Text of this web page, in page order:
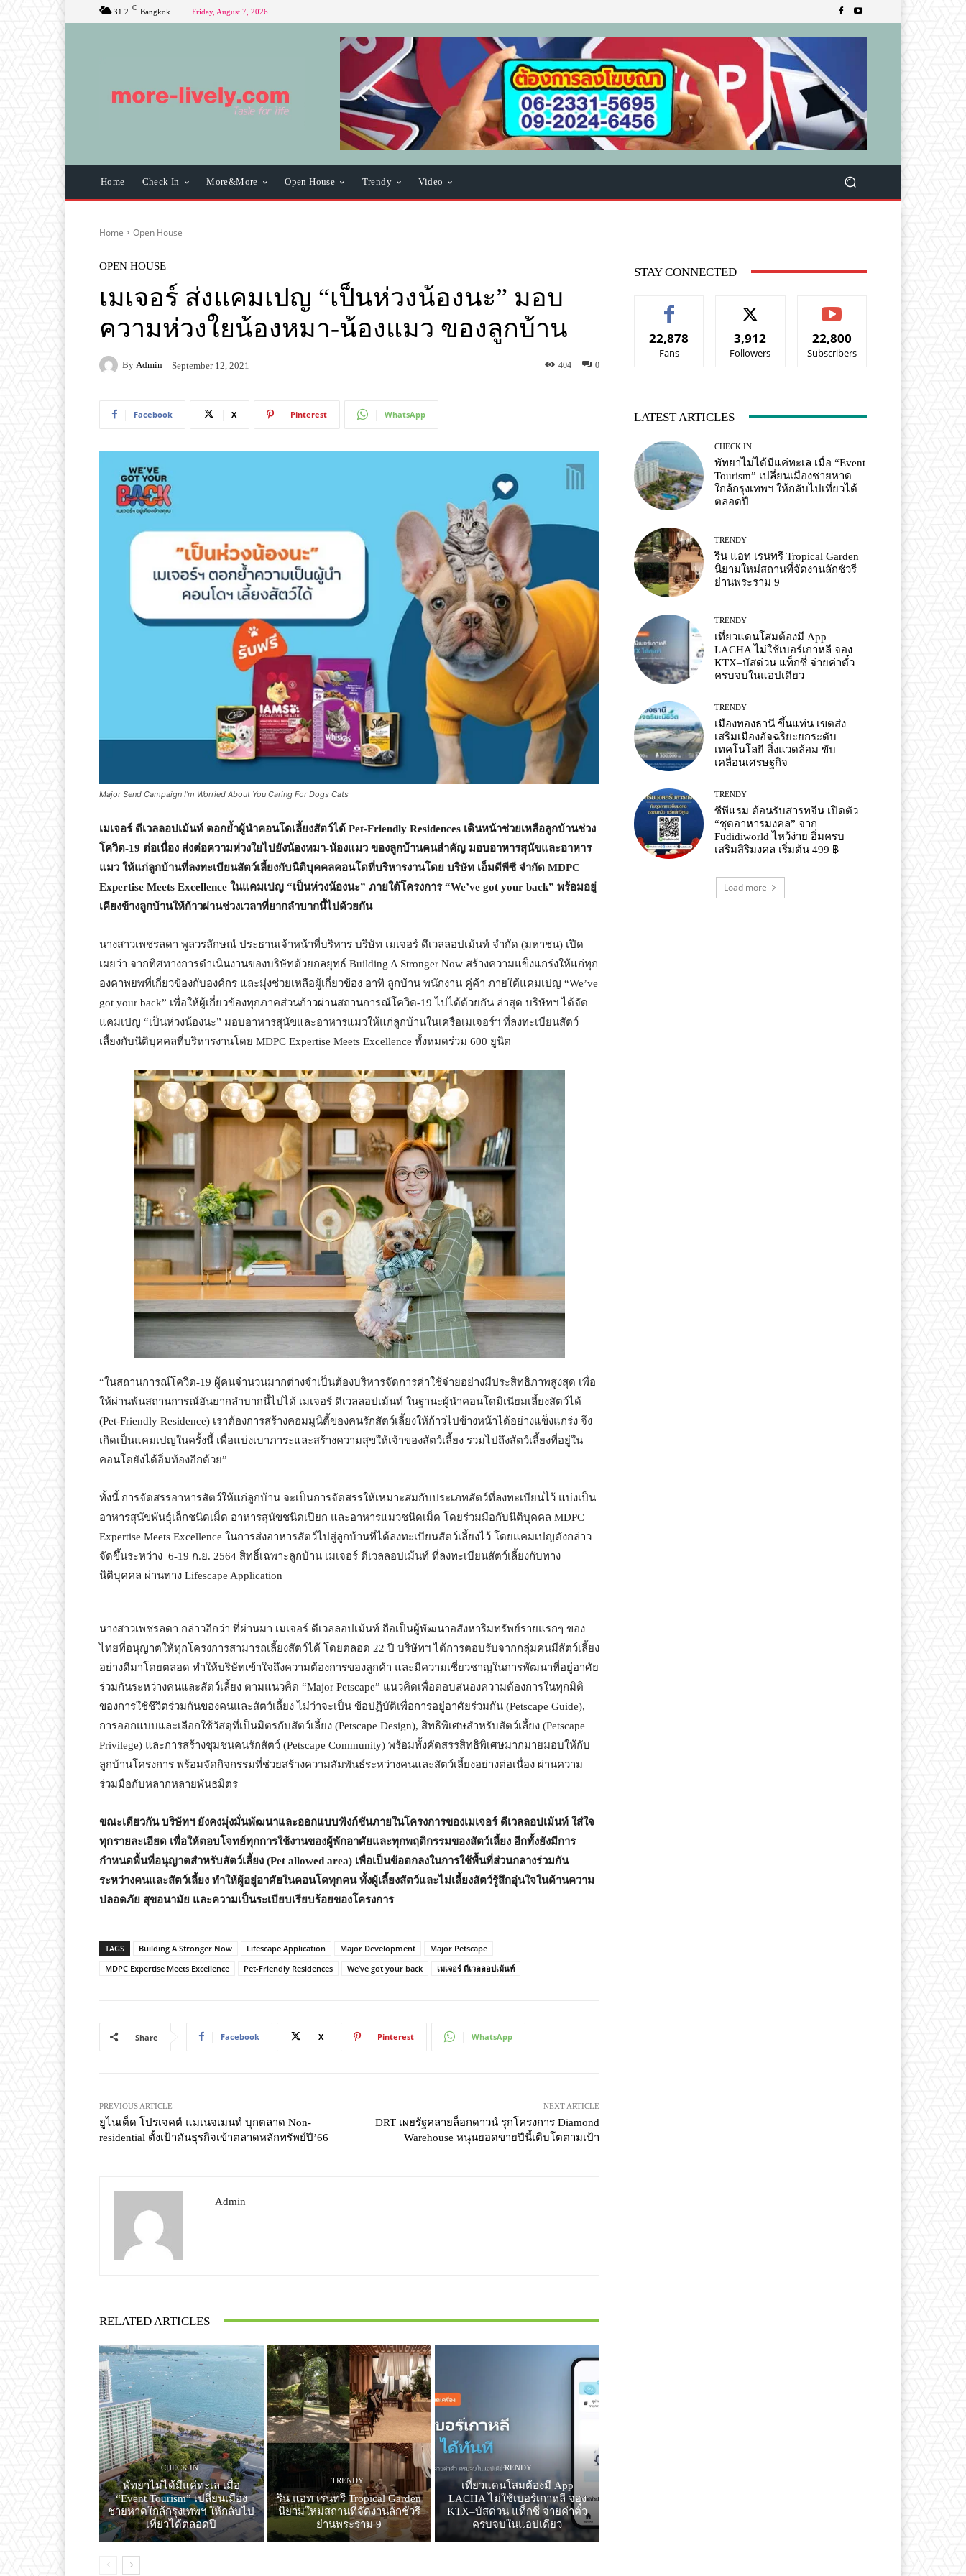
31.2 C Bangkok Friday, August 7, 2026
Home Check In More&More Open House Trendy Video
Home Open House
OPEN HOUSE
เมเจอร์ ส่งแคมเปญ “เป็นห่วงน้องนะ” มอบ
ความห่วงใยน้องหมา-น้องแมว ของลูกบ้าน
By Admin September 12, 2021 0
404
Facebook X Pinterest WhatsApp
Major Send Campaign I'm Worried About You Caring For Dogs Cats
เมเจอร์ ดีเวลลอปเม้นท์ ตอกย้ำผู้นำคอนโดเลี้ยงสัตว์ได้ Pet-Friendly Residences เดินหน้าช่วยเหลือลูกบ้านช่วง
โควิด-19 ต่อเนื่อง ส่งต่อความห่วงใยไปยังน้องหมา-น้องแมว ของลูกบ้านคนสำคัญ มอบอาหารสุนัขและอาหาร
แมว ให้แก่ลูกบ้านที่ลงทะเบียนสัตว์เลี้ยงกับนิติบุคคลคอนโดที่บริหารงานโดย บริษัท เอ็มดีพีซี จำกัด MDPC
Expertise Meets Excellence ในแคมเปญ “เป็นห่วงน้องนะ” ภายใต้โครงการ “We’ve got your back” พร้อมอยู่
เคียงข้างลูกบ้านให้ก้าวผ่านช่วงเวลาที่ยากลำบากนี้ไปด้วยกัน
นางสาวเพชรลดา พูลวรลักษณ์ ประธานเจ้าหน้าที่บริหาร บริษัท เมเจอร์ ดีเวลลอปเม้นท์ จำกัด (มหาชน) เปิด
เผยว่า จากทิศทางการดำเนินงานของบริษัทด้วยกลยุทธ์ Building A Stronger Now สร้างความแข็งแกร่งให้แก่ทุก
องคาพยพที่เกี่ยวข้องกับองค์กร และมุ่งช่วยเหลือผู้เกี่ยวข้อง อาทิ ลูกบ้าน พนักงาน คู่ค้า ภายใต้แคมเปญ “We’ve
got your back” เพื่อให้ผู้เกี่ยวข้องทุกภาคส่วนก้าวผ่านสถานการณ์โควิด-19 ไปได้ด้วยกัน ล่าสุด บริษัทฯ ได้จัด
แคมเปญ “เป็นห่วงน้องนะ” มอบอาหารสุนัขและอาหารแมวให้แก่ลูกบ้านในเครือเมเจอร์ฯ ที่ลงทะเบียนสัตว์
เลี้ยงกับนิติบุคคลที่บริหารงานโดย MDPC Expertise Meets Excellence ทั้งหมดร่วม 600 ยูนิต
“ในสถานการณ์โควิด-19 ผู้คนจำนวนมากต่างจำเป็นต้องบริหารจัดการค่าใช้จ่ายอย่างมีประสิทธิภาพสูงสุด เพื่อ
ให้ผ่านพ้นสถานการณ์อันยากลำบากนี้ไปได้ เมเจอร์ ดีเวลลอปเม้นท์ ในฐานะผู้นำคอนโดมิเนียมเลี้ยงสัตว์ได้
(Pet-Friendly Residence) เราต้องการสร้างคอมมูนิตี้ของคนรักสัตว์เลี้ยงให้ก้าวไปข้างหน้าได้อย่างแข็งแกร่ง จึง
เกิดเป็นแคมเปญในครั้งนี้ เพื่อแบ่งเบาภาระและสร้างความสุขให้เจ้าของสัตว์เลี้ยง รวมไปถึงสัตว์เลี้ยงที่อยู่ใน
คอนโดยังได้อิ่มท้องอีกด้วย”
ทั้งนี้ การจัดสรรอาหารสัตว์ให้แก่ลูกบ้าน จะเป็นการจัดสรรให้เหมาะสมกับประเภทสัตว์ที่ลงทะเบียนไว้ แบ่งเป็น
อาหารสุนัขพันธุ์เล็กชนิดเม็ด อาหารสุนัขชนิดเปียก และอาหารแมวชนิดเม็ด โดยร่วมมือกับนิติบุคคล MDPC
Expertise Meets Excellence ในการส่งอาหารสัตว์ไปสู่ลูกบ้านที่ได้ลงทะเบียนสัตว์เลี้ยงไว้ โดยแคมเปญดังกล่าว
จัดขึ้นระหว่าง 6-19 ก.ย. 2564 สิทธิ์เฉพาะลูกบ้าน เมเจอร์ ดีเวลลอปเม้นท์ ที่ลงทะเบียนสัตว์เลี้ยงกับทาง
นิติบุคคล ผ่านทาง Lifescape Application
นางสาวเพชรลดา กล่าวอีกว่า ที่ผ่านมา เมเจอร์ ดีเวลลอปเม้นท์ ถือเป็นผู้พัฒนาอสังหาริมทรัพย์รายแรกๆ ของ
ไทยที่อนุญาตให้ทุกโครงการสามารถเลี้ยงสัตว์ได้ โดยตลอด 22 ปี บริษัทฯ ได้การตอบรับจากกลุ่มคนมีสัตว์เลี้ยง
อย่างดีมาโดยตลอด ทำให้บริษัทเข้าใจถึงความต้องการของลูกค้า และมีความเชี่ยวชาญในการพัฒนาที่อยู่อาศัย
ร่วมกันระหว่างคนและสัตว์เลี้ยง ตามแนวคิด “Major Petscape” แนวคิดเพื่อตอบสนองความต้องการในทุกมิติ
ของการใช้ชีวิตร่วมกันของคนและสัตว์เลี้ยง ไม่ว่าจะเป็น ข้อปฏิบัติเพื่อการอยู่อาศัยร่วมกัน (Petscape Guide),
การออกแบบและเลือกใช้วัสดุที่เป็นมิตรกับสัตว์เลี้ยง (Petscape Design), สิทธิพิเศษสำหรับสัตว์เลี้ยง (Petscape
Privilege) และการสร้างชุมชนคนรักสัตว์ (Petscape Community) พร้อมทั้งคัดสรรสิทธิพิเศษมากมายมอบให้กับ
ลูกบ้านโครงการ พร้อมจัดกิจกรรมที่ช่วยสร้างความสัมพันธ์ระหว่างคนและสัตว์เลี้ยงอย่างต่อเนื่อง ผ่านความ
ร่วมมือกับหลากหลายพันธมิตร
ขณะเดียวกัน บริษัทฯ ยังคงมุ่งมั่นพัฒนาและออกแบบฟังก์ชันภายในโครงการของเมเจอร์ ดีเวลลอปเม้นท์ ใส่ใจ
ทุกรายละเอียด เพื่อให้ตอบโจทย์ทุกการใช้งานของผู้พักอาศัยและทุกพฤติกรรมของสัตว์เลี้ยง อีกทั้งยังมีการ
กำหนดพื้นที่อนุญาตสำหรับสัตว์เลี้ยง (Pet allowed area) เพื่อเป็นข้อตกลงในการใช้พื้นที่ส่วนกลางร่วมกัน
ระหว่างคนและสัตว์เลี้ยง ทำให้ผู้อยู่อาศัยในคอนโดทุกคน ทั้งผู้เลี้ยงสัตว์และไม่เลี้ยงสัตว์รู้สึกอุ่นใจในด้านความ
ปลอดภัย สุขอนามัย และความเป็นระเบียบเรียบร้อยของโครงการ
TAGS Building A Stronger Now Lifescape Application Major Development
Major Petscape
MDPC Expertise Meets Excellence
Pet-Friendly Residences We’ve got your back เมเจอร์ ดีเวลลอปเม้นท์
Share Facebook X Pinterest WhatsApp
PREVIOUS ARTICLE
ยูไนเต็ด โปรเจคต์ แมเนจเมนท์ บุกตลาด Non-
residential ตั้งเป้าดันธุรกิจเข้าตลาดหลักทรัพย์ปี’66
NEXT ARTICLE
DRT เผยรัฐคลายล็อกดาวน์ รุกโครงการ Diamond
Warehouse หนุนยอดขายปีนี้เติบโตตามเป้า
Admin
RELATED ARTICLES
CHECK IN
พัทยาไม่ได้มีแค่ทะเล เมื่อ
“Event Tourism” เปลี่ยนเมือง
ชายหาดใกล้กรุงเทพฯ ให้กลับไป
เที่ยวได้ตลอดปี
TRENDY
ริน แอท เรนทรี Tropical Garden
นิยามใหม่สถานที่จัดงานลักชัวรี
ย่านพระราม 9
TRENDY
เที่ยวแดนโสมต้องมี App
LACHA ไม่ใช้เบอร์เกาหลี จอง
KTX–บัสด่วน แท็กซี่ จ่ายค่าตั๋ว
ครบจบในแอปเดียว
STAY CONNECTED
22,878
Fans
3,912
Followers
22,800
Subscribers
LATEST ARTICLES
CHECK IN
พัทยาไม่ได้มีแค่ทะเล เมื่อ “Event
Tourism” เปลี่ยนเมืองชายหาด
ใกล้กรุงเทพฯ ให้กลับไปเที่ยวได้
ตลอดปี
TRENDY
ริน แอท เรนทรี Tropical Garden
นิยามใหม่สถานที่จัดงานลักชัวรี
ย่านพระราม 9
TRENDY
เที่ยวแดนโสมต้องมี App
LACHA ไม่ใช้เบอร์เกาหลี จอง
KTX–บัสด่วน แท็กซี่ จ่ายค่าตั๋ว
ครบจบในแอปเดียว
TRENDY
เมืองทองธานี ขึ้นแท่น เขตส่ง
เสริมเมืองอัจฉริยะยกระดับ
เทคโนโลยี สิ่งแวดล้อม ขับ
เคลื่อนเศรษฐกิจ
TRENDY
ซีพีแรม ต้อนรับสารทจีน เปิดตัว
“ชุดอาหารมงคล” จาก
Fudidiworld ไหว้ง่าย อิ่มครบ
เสริมสิริมงคล เริ่มต้น 499 ฿
Load more